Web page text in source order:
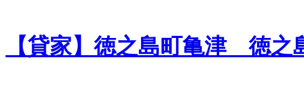
【貸家】徳之島町亀津 徳